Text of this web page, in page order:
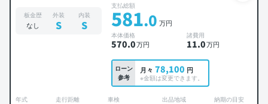
板金歴
なし
外装
S
内装
S
支払総額
581.0 万円
本体価格
570.0万円
諸費用
11.0万円
ローン
参考
月々 78,100 円
※金額は変更できます。
年式 走行距離 車検 出品地域 納期の目安